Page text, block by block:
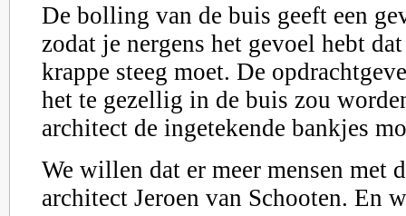
De bolling van de buis geeft een
zodat je nergens het gevoel hebt
krappe steeg moet. De
het te gezellig in de buis zou
architect de ingetekende bankjes
We willen dat er meer mensen met
architect Jeroen van Schooten. En